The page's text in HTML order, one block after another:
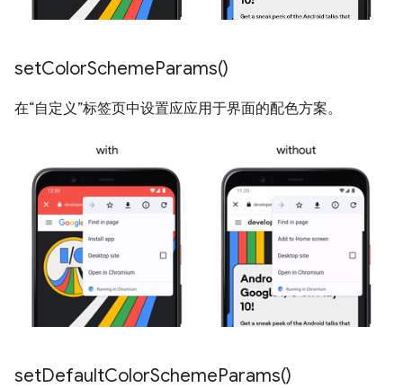
setColorSchemeParams()
在“自定义”标签页中设置应应用于界面的配色方案。
setDefaultColorSchemeParams()